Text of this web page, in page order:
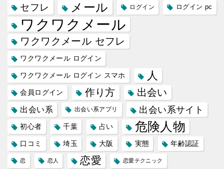
セフレ メール ログイン ログイン pc
ワクワクメール
ワクワクメール セフレ
ワクワクメール ログイン
ワクワクメール ログイン スマホ 人
会員ログイン 作り方 出会い
出会い系 出会い系アプリ 出会い系サイト
初心者 千葉 占い 危険人物
口コミ 埼玉 大阪 実態 年齢認証
恋 恋人 恋愛 恋愛テクニック